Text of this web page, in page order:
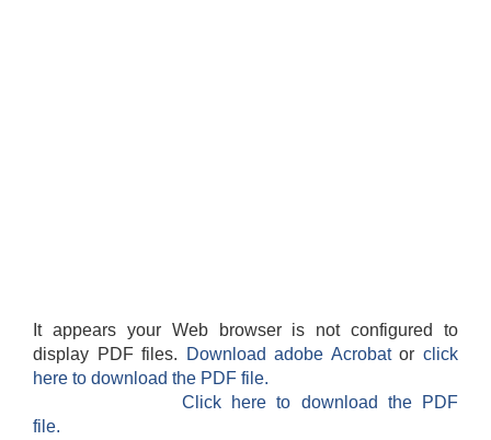
It appears your Web browser is not configured to
display PDF files.
Download adobe Acrobatorclick
here to download the PDF file.
Click here to download the PDF
file.